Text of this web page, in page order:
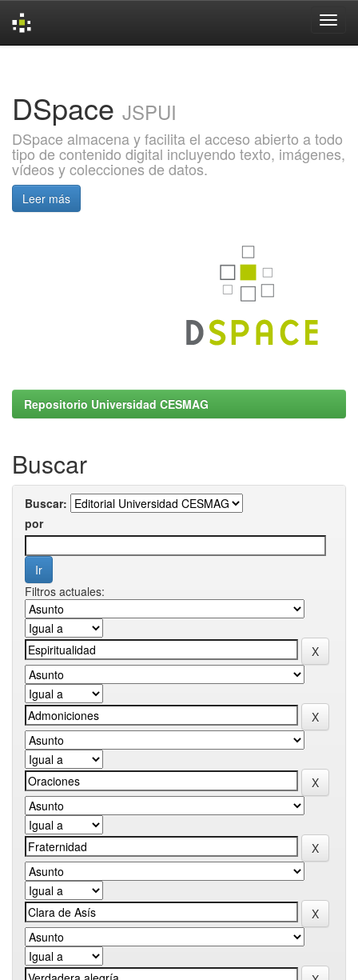
DSpace JSPUI
DSpace almacena y facilita el acceso abierto a todo
tipo de contenido digital incluyendo texto, imágenes,
vídeos y colecciones de datos.
Leer más
Repositorio Universidad CESMAG
Buscar
Buscar:
por
Filtros actuales: